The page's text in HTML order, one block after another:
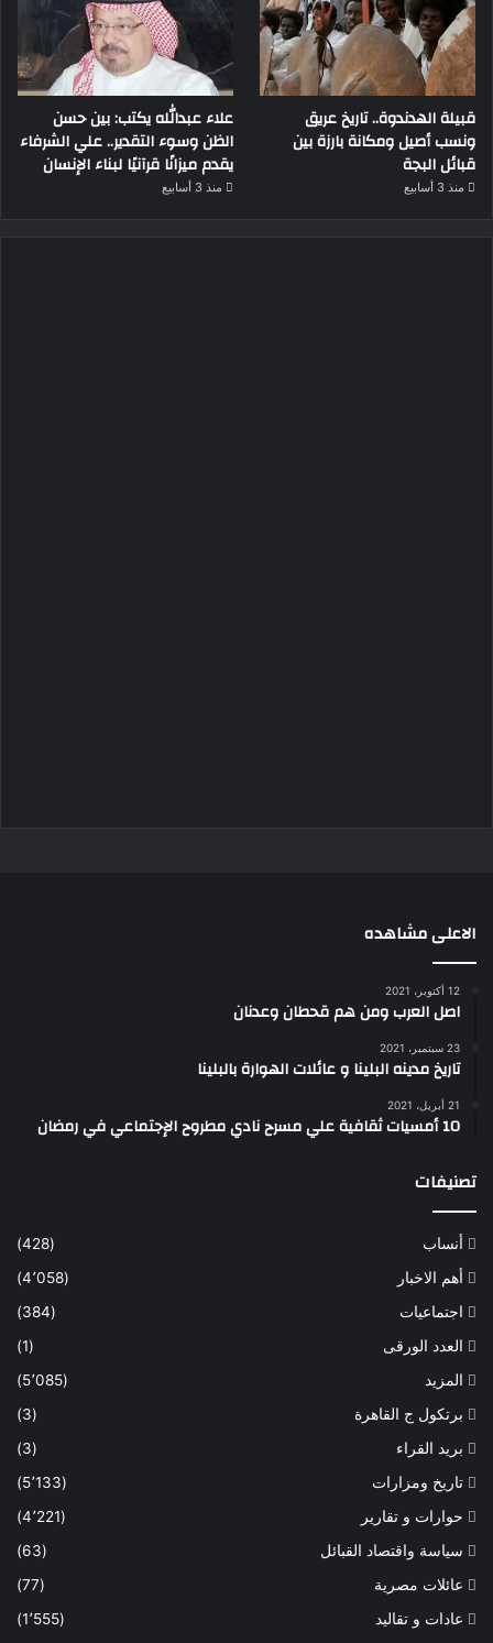
قبيلة الهدندوة.. تاريخ عريق
ونسب أصيل ومكانة بارزة بين
قبائل البجة
منذ 3 أسابيع
علاء عبدالله يكتب: بين حسن
الظن وسوء التقدير.. علي الشرفاء
يقدم ميزانًا قرآنيًا لبناء الإنسان
منذ 3 أسابيع
الاعلى مشاهده
12 أكتوبر، 2021
اصل العرب ومن هم قحطان وعدنان
23 سبتمبر، 2021
تاريخ مدينه البلينا و عائلات الهوارة بالبلينا
21 أبريل، 2021
10 أمسيات ثقافية علي مسرح نادي مطروح الإجتماعي في رمضان
تصنيفات
أنساب
(428)
أهم الاخبار
(4٬058)
اجتماعيات
(384)
العدد الورقى
(1)
المزيد
(5٬085)
برتكول ج القاهرة
(3)
بريد القراء
(3)
تاريخ ومزارات
(5٬133)
حوارات و تقارير
(4٬221)
سياسة واقتصاد القبائل
(63)
عائلات مصرية
(77)
عادات و تقاليد
(1٬555)